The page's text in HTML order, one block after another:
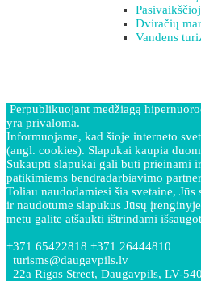
Dviračių
Vandens
Perpublikuojant medžiagą
yra privaloma.
Informuojame, kad šioje interneto
(angl. cookies). Slapukai kaupia
Sukaupti slapukai gali būti prieinami
patikimiems bendradarbiavimo
Toliau naudodamiesi šia svetaine, Jūs
ir naudotume slapukus Jūsų
metu galite atšaukti ištrindami
+371 65422818 +371 26444810
turisms@daugavpils.lv
22a Rigas Street, Daugavpils, LV-